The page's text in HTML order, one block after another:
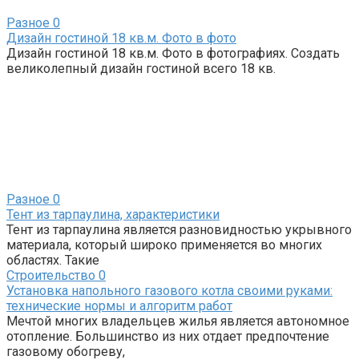
Разное 0
Дизайн гостиной 18 кв.м. Фото в фото
Дизайн гостиной 18 кв.м. Фото в фотографиях. Создать
великолепный дизайн гостиной всего 18 кв.
Разное 0
Тент из тарпаулина, характеристики
Тент из тарпаулина является разновидностью укрывного
материала, который широко применяется во многих
областях. Такие
Строительство 0
Установка напольного газового котла своими руками:
технические нормы и алгоритм работ
Мечтой многих владельцев жилья является автономное
отопление. Большинство из них отдает предпочтение
газовому обогреву,